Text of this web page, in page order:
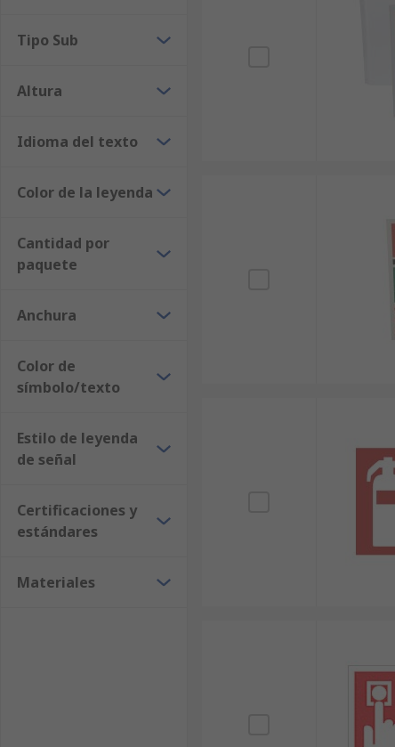
Tipo Sub
Altura
Idioma del texto
Color de la leyenda
Cantidad por
paquete
Anchura
Color de
símbolo/texto
Estilo de leyenda
de señal
Certificaciones y
estándares
Materiales